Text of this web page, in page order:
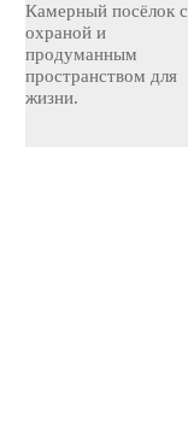
Камерный посёлок с
охраной и
продуманным
пространством для
жизни.